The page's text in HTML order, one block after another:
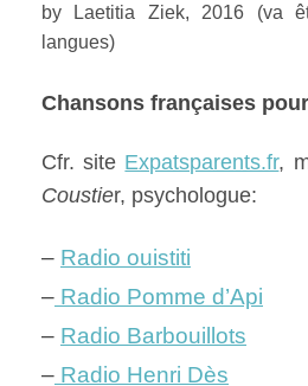
by Laetitia Ziek, 2016 (va
langues)
Chansons françaises
Cfr. site Expatsparents.fr,
Coustier, psychologue:
– Radio ouistiti
– Radio Pomme d’Api
– Radio Barbouillots
– Radio Henri Dès